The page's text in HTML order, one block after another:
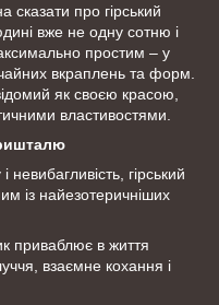
сказати про гірський
вже не одну сотню і
простим – у
вкраплень та форм.
як своєю красою,
властивостями.
гірський
із найезотеричніших
приваблює в життя
взаємне кохання і